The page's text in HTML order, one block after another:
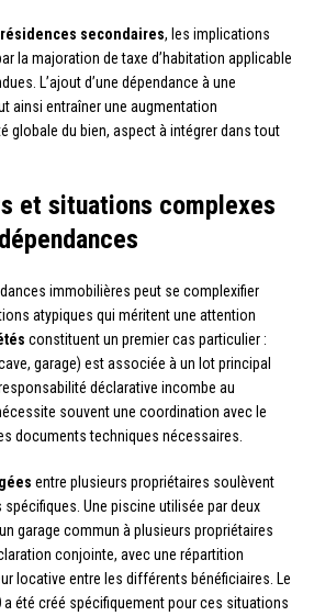
résidences secondaires, les implications
la majoration de taxe d’habitation applicable
L’ajout d’une dépendance à une
ainsi entraîner une augmentation
globale du bien, aspect à intégrer dans tout
et situations complexes
immobilières peut se complexifier
atypiques qui méritent une attention
constituent un premier cas particulier :
garage) est associée à un lot principal
déclarative incombe au
souvent une coordination avec le
documents techniques nécessaires.
entre plusieurs propriétaires soulèvent
Une piscine utilisée par deux
garage commun à plusieurs propriétaires
conjointe, avec une répartition
locative entre les différents bénéficiaires. Le
a été créé spécifiquement pour ces situations